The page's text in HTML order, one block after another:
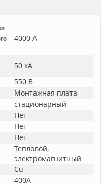
4000 А
50 кА
550 В
Монтажная плата
стационарный
Нет
Нет
Нет
Тепловой,
электромагнитный
Cu
400A